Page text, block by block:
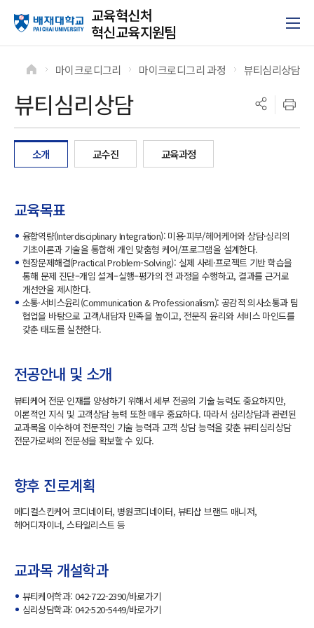
교육혁신처
혁신교육지원팀
뷰티심리상담
마이크로디그리 마이크로디그리 과정 뷰티심리상담
소개 교수진 교육과정
교육목표
융합역량(Interdisciplinary Integration): 미용·피부/헤어케어와 상담·심리의
기초이론과 기술을 통합해 개인 맞춤형 케어/프로그램을 설계한다.
현장문제해결(Practical Problem-Solving): 실제 사례·프로젝트 기반 학습을
통해 문제 진단–개입 설계–실행–평가의 전 과정을 수행하고, 결과를 근거로
개선안을 제시한다.
소통·서비스윤리(Communication & Professionalism): 공감적 의사소통과 팀
협업을 바탕으로 고객/내담자 만족을 높이고, 전문직 윤리와 서비스 마인드를
갖춘 태도를 실천한다.
전공안내 및 소개
뷰티케어 전문 인재를 양성하기 위해서 세부 전공의 기술 능력도 중요하지만,
이론적인 지식 및 고객상담 능력 또한 매우 중요하다. 따라서 심리상담과 관련된
교과목을 이수하여 전문적인 기술 능력과 고객 상담 능력을 갖춘 뷰티심리상담
전문가로써의 전문성을 확보할 수 있다.
향후 진로계획
메디컬스킨케어 코디네이터, 병원코디네이터, 뷰티샵 브랜드 매니저,
헤어디자이너, 스타일리스트 등
교과목 개설학과
뷰티케어학과: 042-722-2390/바로가기
심리상담학과: 042-520-5449/바로가기